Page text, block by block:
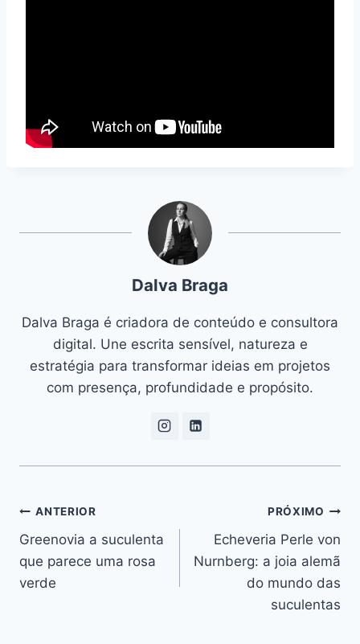
Dalva Braga
Dalva Braga é criadora de conteúdo e consultora
digital. Une escrita sensível, natureza e
estratégia para transformar ideias em projetos
com presença, profundidade e propósito.
Navegação
de
Post
ANTERIOR
Greenovia a suculenta
que parece uma rosa
verde
PRÓXIMO
Echeveria Perle von
Nurnberg: a joia alemã
do mundo das
suculentas